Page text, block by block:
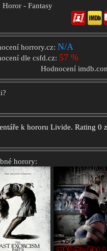
Horor - Fantasy
horrory.cz: N/A
dle csfd.cz: 57 %
Hodnocení
k hororu Livide. Rating 0 z
horory: